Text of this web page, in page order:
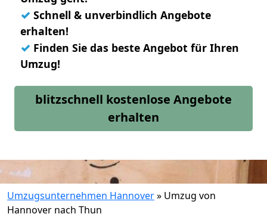
✓ Schnell & unverbindlich Angebote
erhalten!
✓ Finden Sie das beste Angebot für Ihren
Umzug!
blitzschnell kostenlose Angebote
erhalten
Umzugsunternehmen Hannover» Umzug von
Hannover nach Thun